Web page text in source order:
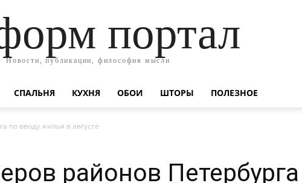
портал
Новости, публикации, философия мысли
СПАЛЬНЯ КУХНЯ ОБОИ ШТОРЫ ПОЛЕЗНОЕ
по вводу жилья в августе
районов